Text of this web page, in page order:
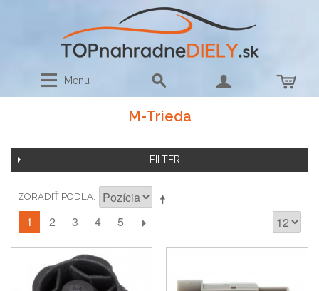
Menu
M-Trieda
FILTER
ZORADIŤ PODĽA
1 2 3 4 5